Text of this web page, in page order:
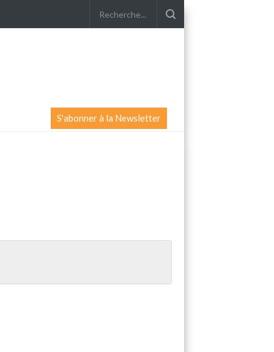
S'abonner à la Newsletter